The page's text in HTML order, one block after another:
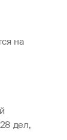
на
дел,